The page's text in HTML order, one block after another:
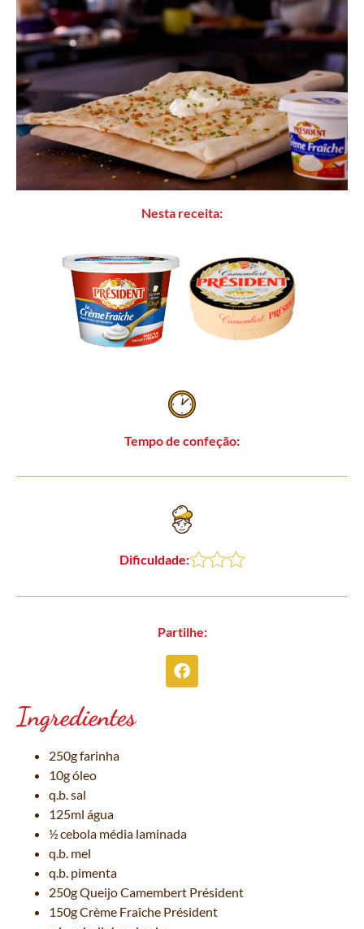
Nesta receita:
Tempo de confeção:
Dificuldade:
Partilhe:
Ingredientes
250g farinha
10g óleo
q.b. sal
125ml água
½ cebola média laminada
q.b. mel
q.b. pimenta
250g Queijo Camembert Président
150g Crème Fraîche Président